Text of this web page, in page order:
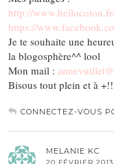
http://
https://
Je te souhaite une
la blogosphère^^ lool
Mon mail :
Bisous tout plein et à
CONNECTEZ-VOUS
MELANIE KC
20 FÉVRIER